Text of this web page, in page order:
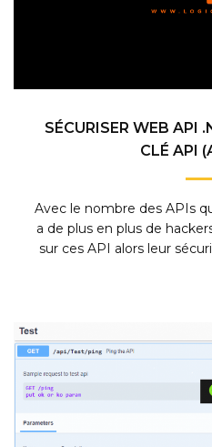
SÉCURISER WEB API
CLÉ API
Avec le nombre des APIs
a de plus en plus de
sur ces API alors leur